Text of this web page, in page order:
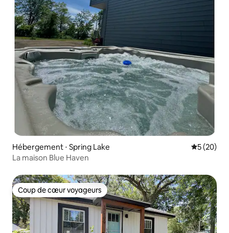
Hébergement ⋅ Spring Lake
5 (20)
La maison Blue Haven
Coup de cœur voyageurs
Coup de cœur voyageurs